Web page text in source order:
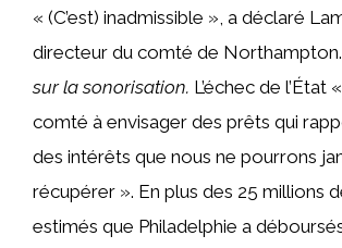
« (C’est) inadmissible », a déclaré
directeur du comté de Northampton.
sur la sonorisation. L’échec de l’État
comté à envisager des prêts qui
des intérêts que nous ne pourrons
récupérer ». En plus des 25 millions
estimés que Philadelphie a